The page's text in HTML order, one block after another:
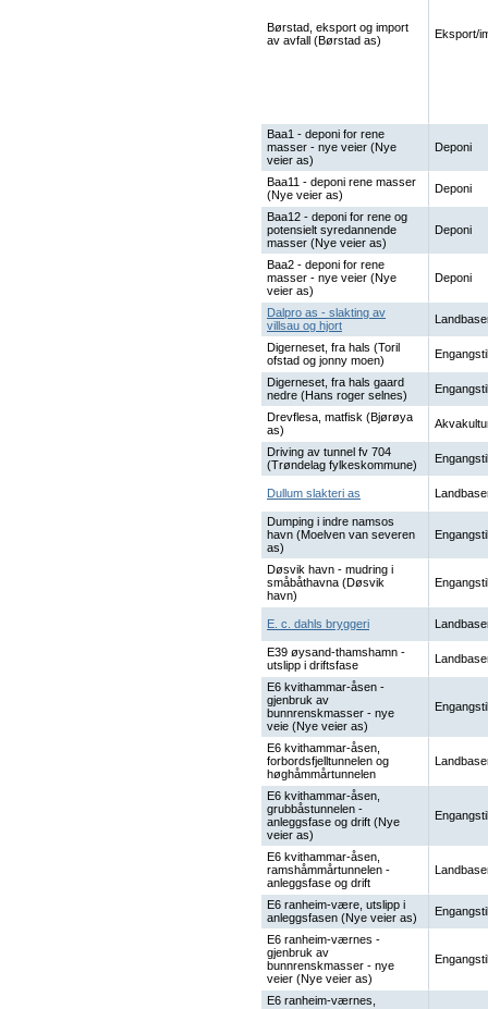
Børstad, eksport og import
av avfall (Børstad as)
Eksport/
Baa1 - deponi for rene
masser - nye veier (Nye
veier as)
Deponi
Baa11 - deponi rene masser
(Nye veier as)
Deponi
Baa12 - deponi for rene og
potensielt syredannende
masser (Nye veier as)
Deponi
Baa2 - deponi for rene
masser - nye veier (Nye
veier as)
Deponi
Dalpro as - slakting av
villsau og hjort
Digerneset, fra hals (Toril
ofstad og jonny moen)
Digerneset, fra hals gaard
nedre (Hans roger selnes)
Drevflesa, matfisk (Bjørøya
as)
Driving av tunnel fv 704
(Trøndelag fylkeskommune)
Dullum slakteri as
Dumping i indre namsos
havn (Moelven van severen
as)
Døsvik havn - mudring i
småbåthavna (Døsvik
havn)
E. c. dahls bryggeri
E39 øysand-thamshamn -
utslipp i driftsfase
E6 kvithammar-åsen -
gjenbruk av
bunnrenskmasser - nye
veie (Nye veier as)
E6 kvithammar-åsen,
forbordsfjelltunnelen og
høghåmmårtunnelen
E6 kvithammar-åsen,
grubbåstunnelen -
anleggsfase og drift (Nye
veier as)
E6 kvithammar-åsen,
ramshåmmårtunnelen -
anleggsfase og drift
E6 ranheim-være, utslipp i
anleggsfasen (Nye veier as)
E6 ranheim-værnes -
gjenbruk av
bunnrenskmasser - nye
veier (Nye veier as)
E6 ranheim-værnes,